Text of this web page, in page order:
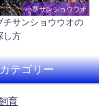
小型サンショウウオ
チサンショウウオの
し方
テゴリー
育